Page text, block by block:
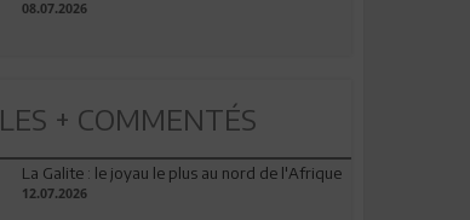
08.07.2026
LES + COMMENTÉS
La Galite : le joyau le plus au nord de l'Afrique
12.07.2026